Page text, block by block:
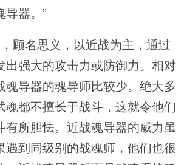
导器。”
顾名思义，以近战为主，通过
出强大的攻击力或防御力。相对
魂导器的魂导师比较少。绝大多
魂都不擅长于战斗，这就令他们
有所胆怯。近战魂导器的威力虽
遇到同级别的战魂师，他们也很